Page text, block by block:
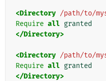
<Directory /path/to/
Require all
</Directory>
<Directory /path/to/
Require all
</Directory>